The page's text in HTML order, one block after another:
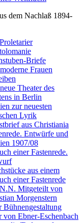
dem Nachlaß 1894-
Briefe
Frauen
Theater des
in Berlin
zur neuesten
Lyrik
aus Christiania
Entwürfe und
1907/08
einer Fastenrede.
aus einem
einer Fastenrede
Mitgeteilt von
Morgenstern
Bühnengestaltung
von Ebner-Eschenbach